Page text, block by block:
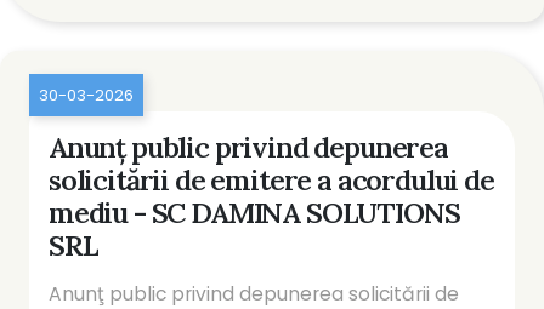
30-03-2026
Anunţ public privind depunerea
solicitării de emitere a acordului de
mediu - SC DAMINA SOLUTIONS
SRL
Anunţ public privind depunerea solicitării de